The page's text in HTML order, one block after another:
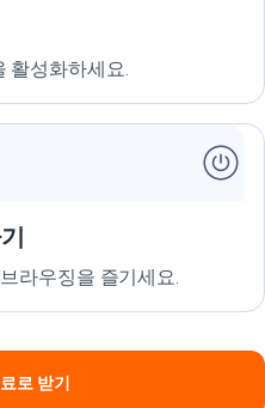
활성화하세요.
라우징을 즐기세요.
로 받기